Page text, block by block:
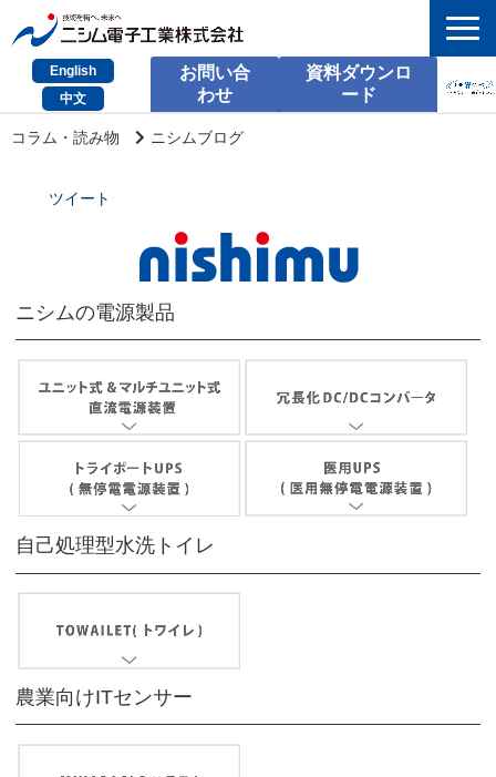
English
中文
お問い合
わせ
資料ダウンロ
ード
HOME
製品とサービス
課題別のご相談
サポート情報
コラム・読み物 ニシムブログ
ツイート
ニシムの電源製品
自己処理型水洗トイレ
農業向けITセンサー